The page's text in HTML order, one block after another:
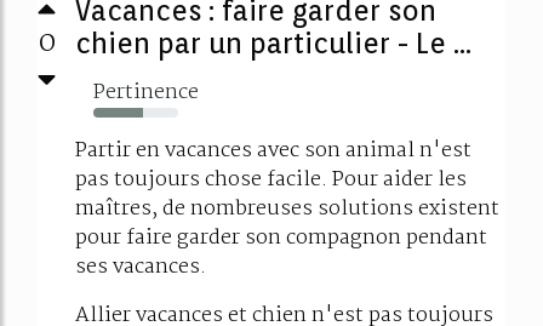
0
Vacances : faire garder son
chien par un particulier - Le ...
Pertinence
58%
Partir en vacances avec son animal n'est
pas toujours chose facile. Pour aider les
maîtres, de nombreuses solutions existent
pour faire garder son compagnon pendant
ses vacances.
Allier vacances et chien n'est pas toujours